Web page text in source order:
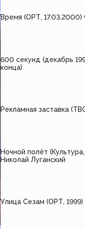
Время (ОРТ, 17.03.2000)
600 секунд (декабрь
конца)
Рекламная заставка
Ночной полёт
Николай Луганский
Улица Сезам (ОРТ, 1999)